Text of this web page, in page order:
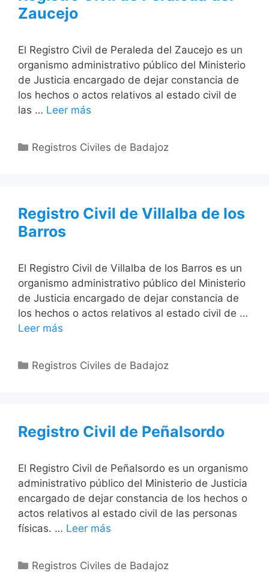
Zaucejo
El Registro Civil de Peraleda del Zaucejo es un
organismo administrativo público del Ministerio
de Justicia encargado de dejar constancia de
los hechos o actos relativos al estado civil de
las … Leer más
Categorías
Registros Civiles de Badajoz
Registro Civil de Villalba de los
Barros
El Registro Civil de Villalba de los Barros es un
organismo administrativo público del Ministerio
de Justicia encargado de dejar constancia de
los hechos o actos relativos al estado civil de …
Leer más
Categorías
Registros Civiles de Badajoz
Registro Civil de Peñalsordo
El Registro Civil de Peñalsordo es un organismo
administrativo público del Ministerio de Justicia
encargado de dejar constancia de los hechos o
actos relativos al estado civil de las personas
físicas. … Leer más
Categorías
Registros Civiles de Badajoz